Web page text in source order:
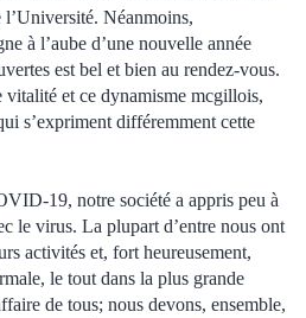
Néanmoins,
à l’aube d’une nouvelle année
est bel et bien au rendez-vous.
vitalité et ce dynamisme mcgillois,
s’expriment différemment cette
19, notre société a appris peu à
le virus. La plupart d’entre nous ont
activités et, fort heureusement,
le tout dans la plus grande
de tous; nous devons, ensemble,